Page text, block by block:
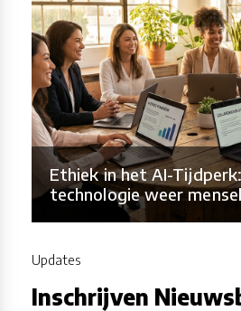
Ethiek in het AI-
technologie weer
Updates
Inschrijven